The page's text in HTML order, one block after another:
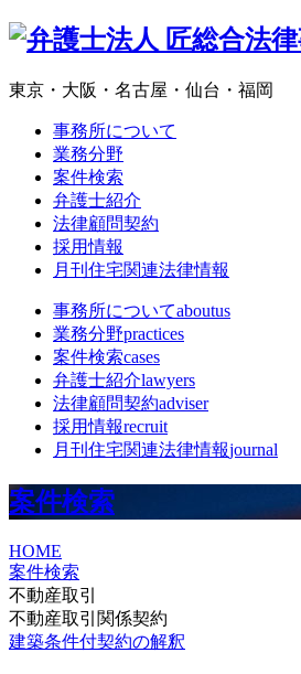
東京・大阪・名古屋・仙台・福岡
事務所について
業務分野
案件検索
弁護士紹介
法律顧問契約
採用情報
月刊住宅関連法律情報
事務所についてaboutus
業務分野practices
案件検索cases
弁護士紹介lawyers
法律顧問契約adviser
採用情報recruit
月刊住宅関連法律情報journal
案件検索
HOME
案件検索
不動産取引
不動産取引関係契約
建築条件付契約の解釈